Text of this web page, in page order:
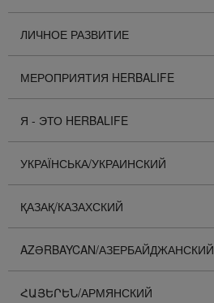
ЛИЧНОЕ РАЗВИТИЕ
МЕРОПРИЯТИЯ HERBALIFE
Я - ЭТО HERBALIFE
УКРАЇНСЬКА/УКРАИНСКИЙ
ҚАЗАҚ/КАЗАХСКИЙ
AZƏRBAYCAN/АЗЕРБАЙДЖАНСКИЙ
ՀԱՅԵՐԵՆ/АРМЯНСКИЙ